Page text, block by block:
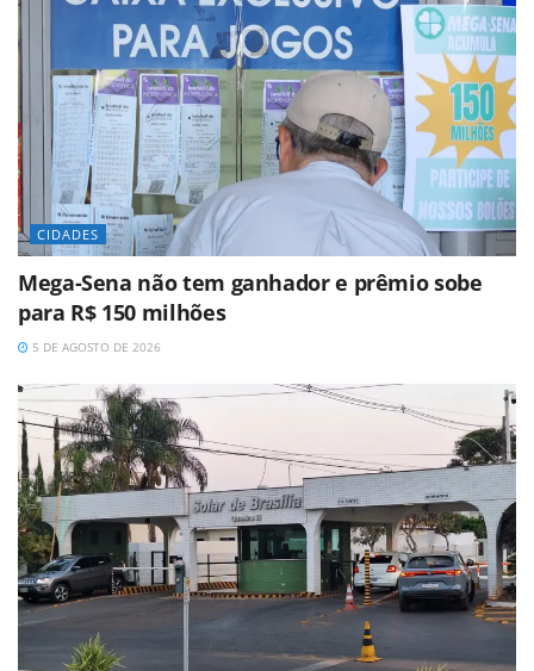
CIDADES
Mega-Sena não tem ganhador e prêmio sobe
para R$ 150 milhões
5 DE AGOSTO DE 2026